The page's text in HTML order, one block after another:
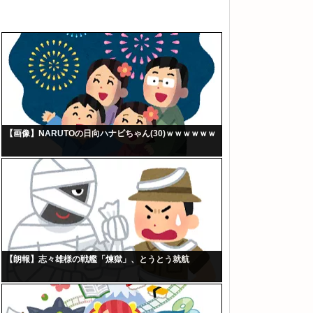
【画像】NARUTOの日向ハナビちゃん(30)ｗｗｗｗｗｗ
【朗報】志々雄様の戦艦「煉獄」、とうとう就航